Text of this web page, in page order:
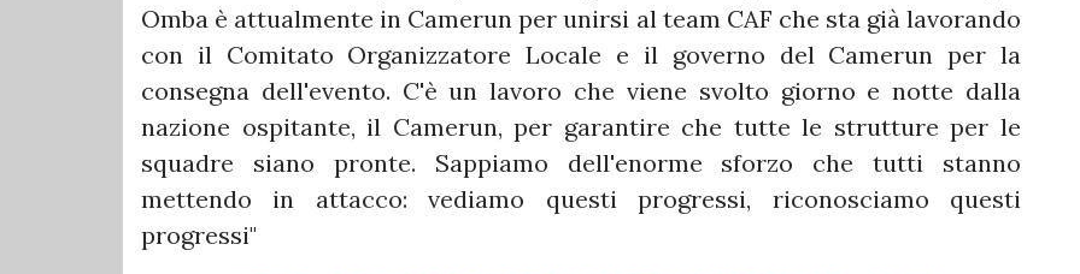
Omba è attualmente in Camerun per unirsi al team CAF che sta già lavorando
con il Comitato Organizzatore Locale e il governo del Camerun per la
consegna dell'evento. C'è un lavoro che viene svolto giorno e notte dalla
nazione ospitante, il Camerun, per garantire che tutte le strutture per le
squadre siano pronte. Sappiamo dell'enorme sforzo che tutti stanno
mettendo in attacco: vediamo questi progressi, riconosciamo questi
progressi"